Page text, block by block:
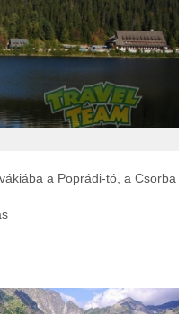
a Poprádi-tó, a Csorba